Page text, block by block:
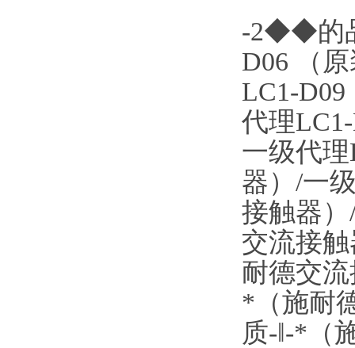
-2◆◆的
D06 （
LC1-
代理
一级代
器）/一
接触器
交流接
耐德交
*（施耐
质-‖-*（